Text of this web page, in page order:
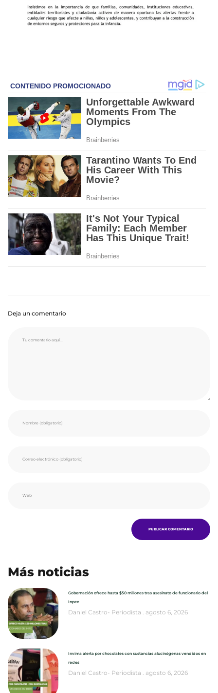
Deja un comentario
Más noticias
Gobernación ofrece hasta $50 millones tras asesinato de funcionario del
Inpec
Daniel Castro- Periodista agosto 6, 2026
Invima alerta por chocolates con sustancias alucinógenas vendidos en
redes
Daniel Castro- Periodista agosto 6, 2026